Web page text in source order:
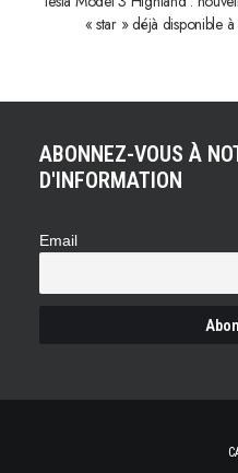
« star » déjà disponible
ABONNEZ-VOUS À
D'INFORMATION
Email